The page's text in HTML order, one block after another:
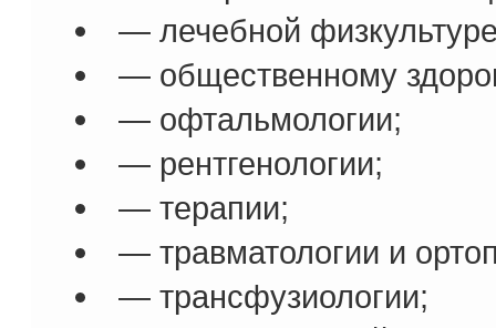
— лечебной
— общественному
— офтальмологии;
— рентгенологии;
— терапии;
— травматологии и
— трансфузиологии;